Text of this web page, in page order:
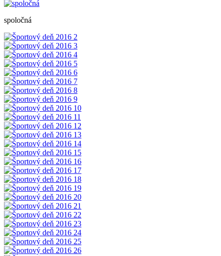
spoločná